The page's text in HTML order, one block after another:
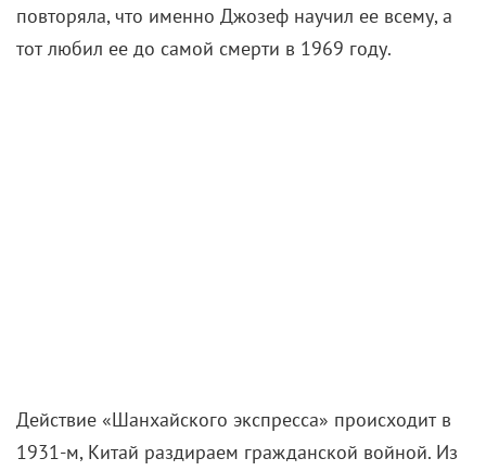
повторяла, что именно Джозеф научил ее всему, а
тот любил ее до самой смерти в 1969 году.
Действие «Шанхайского экспресса» происходит в
1931-м, Китай раздираем гражданской войной. Из